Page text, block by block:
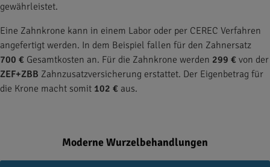
gewährleistet.
Eine Zahnkrone kann in einem Labor oder per CEREC Verfahren
angefertigt werden. In dem Beispiel fallen für den Zahnersatz
700 € Gesamtkosten an. Für die Zahnkrone werden 299 € von der
ZEF+ZBB Zahnzusatzversicherung erstattet. Der Eigenbetrag für
die Krone macht somit 102 € aus.
Moderne Wurzelbehandlungen